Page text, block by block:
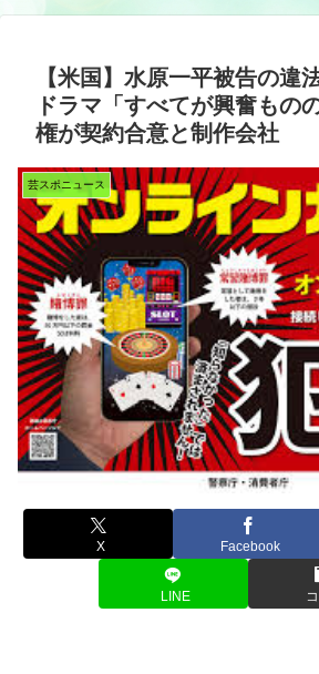
真が話題
【米国】水原一平被告の違
ドラマ「すべてが興奮もの
権が契約合意と制作会社
芸スポニュース
X Facebook
LINE